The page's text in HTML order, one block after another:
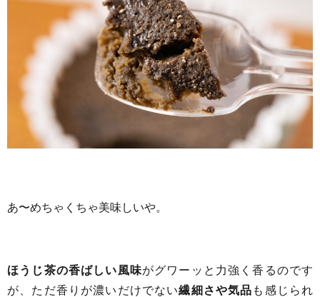
あ〜めちゃくちゃ美味しいや。
ほうじ茶の香ばしい風味がグワーッと力強く香るのです
が、ただ香りが濃いだけでない繊細さや気品 も感じられ